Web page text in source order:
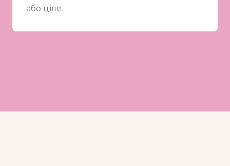
або ціле.